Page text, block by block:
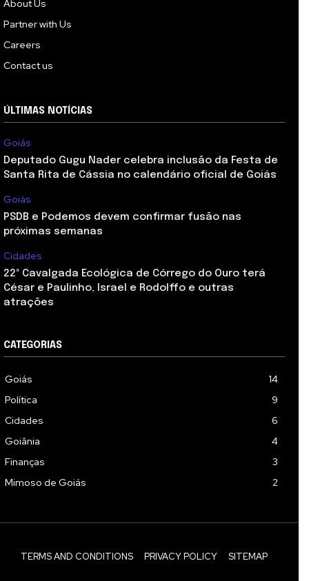
About Us
Partner with Us
Careers
Contact us
ÚLTIMAS NOTÍCIAS
Goiás
Deputado Gugu Nader celebra inclusão da Festa de
Santa Rita de Cássia no calendário oficial de Goiás
Goiás
PSDB e Podemos devem confirmar fusão nas
próximas semanas
Cidades
22ª Cavalgada Ecológica de Córrego do Ouro terá
César e Paulinho, Israel e Rodolffo e outras
atrações
CATEGORIAS
Goiás
14
Política
9
Cidades
6
Goiânia
4
Finanças
3
Mimoso de Goiás
2
TERMS AND CONDITIONS PRIVACY POLICY SITEMAP